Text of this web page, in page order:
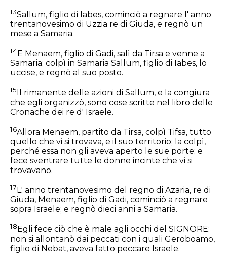
13Sallum, figlio di Iabes, cominciò a regnare l' anno
trentanovesimo di Uzzia re di Giuda, e regnò un
mese a Samaria.
14E Menaem, figlio di Gadi, salì da Tirsa e venne a
Samaria; colpì in Samaria Sallum, figlio di Iabes, lo
uccise, e regnò al suo posto.
15
Il rimanente delle azioni di Sallum, e la congiura
che egli organizzò, sono cose scritte nel libro delle
Cronache dei re d' Israele.
16Allora Menaem, partito da Tirsa, colpì Tifsa, tutto
quello che vi si trovava, e il suo territorio; la colpì,
perché essa non gli aveva aperto le sue porte; e
fece sventrare tutte le donne incinte che vi si
trovavano.
17 L' anno trentanovesimo del regno di Azaria, re di
Giuda, Menaem, figlio di Gadi, cominciò a regnare
sopra Israele; e regnò dieci anni a Samaria.
18 Egli fece ciò che è male agli occhi del SIGNORE;
non si allontanò dai peccati con i quali Geroboamo,
figlio di Nebat, aveva fatto peccare Israele.